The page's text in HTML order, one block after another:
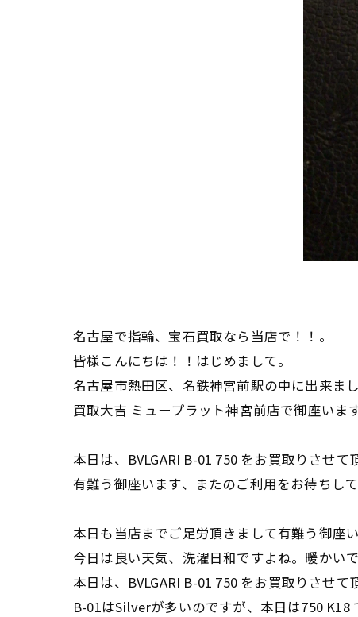
名古屋で指輪、宝石買取なら当店で！！。
皆様こんにちは！！はじめまして。
名古屋市熱田区、名鉄神宮前駅の中に出来ま
買取大吉 ミュープラット神宮前店で御座います
本日は、BVLGARI B-01 750 をお買取りさせて
有難う御座います、またのご利用をお待ちして
本日も当店までご足労頂きまして有難う御座い
今日は良い天気、洗濯日和ですよね。暖かいで
本日は、BVLGARI B-01 750 をお買取りさせて
B-01はSilverが多いのですが、本日は750 K18